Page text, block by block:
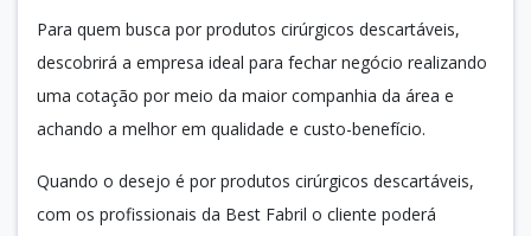
Para quem busca por produtos cirúrgicos descartáveis,
descobrirá a empresa ideal para fechar negócio realizando
uma cotação por meio da maior companhia da área e
achando a melhor em qualidade e custo-benefício.
Quando o desejo é por produtos cirúrgicos descartáveis,
com os profissionais da Best Fabril o cliente poderá